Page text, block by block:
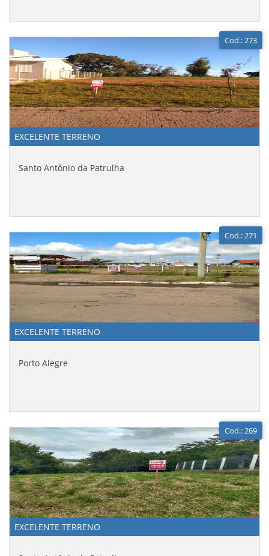
Cod.: 273
EXCELENTE TERRENO
Santo Antônio da Patrulha
Cod.: 271
EXCELENTE TERRENO
Porto Alegre
Cod.: 269
EXCELENTE TERRENO